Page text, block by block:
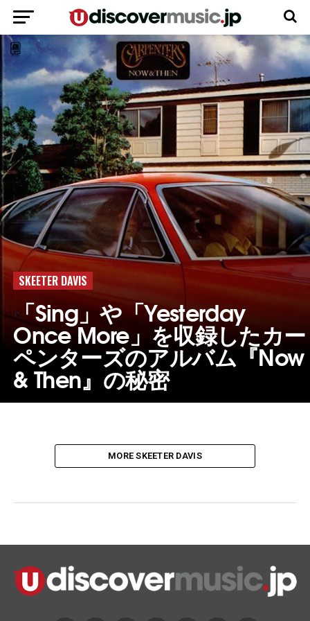
SKEETER DAVIS
「Sing」や「Yesterday
Once More」を収録したカー
ペンターズのアルバム『Now
& Then』の秘密
MORE SKEETER DAVIS